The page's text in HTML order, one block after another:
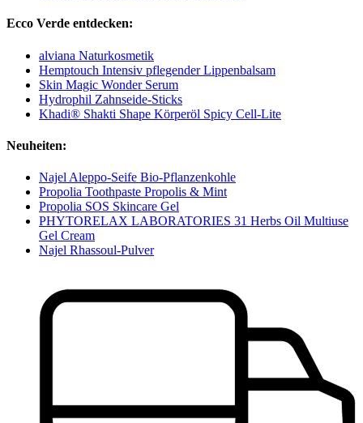
Ecco Verde entdecken:
alviana Naturkosmetik
Hemptouch Intensiv pflegender Lippenbalsam
Skin Magic Wonder Serum
Hydrophil Zahnseide-Sticks
Khadi® Shakti Shape Körperöl Spicy Cell-Lite
Neuheiten:
Najel Aleppo-Seife Bio-Pflanzenkohle
Propolia Toothpaste Propolis & Mint
Propolia SOS Skincare Gel
PHYTORELAX LABORATORIES 31 Herbs Oil Multiuse
Gel Cream
Najel Rhassoul-Pulver